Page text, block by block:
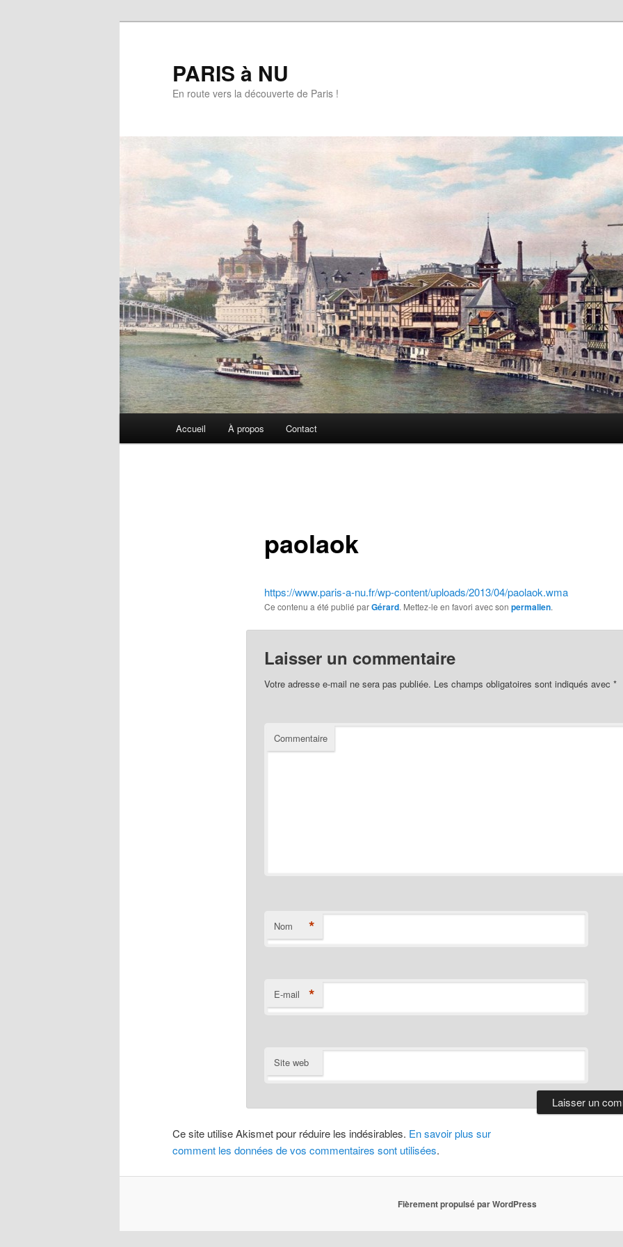
PARIS à NU
En route vers la découverte de Paris !
Accueil À propos Contact
paolaok
https://www.paris-a-nu.fr/wp-content/uploads/2013/04/paolaok.wma
Ce contenu a été publié parGérard. Mettez-le en favori avec son permalien.
Laisser un commentaire
Votre adresse e-mail ne sera pas publiée. Les champs obligatoires sont indiqués avec *
Commentaire
Nom *
E-mail *
Site web
Ce site utilise Akismet pour réduire les indésirables. En savoir plus sur
comment les données de vos commentaires sont utilisées.
Fièrement propulsé par WordPress